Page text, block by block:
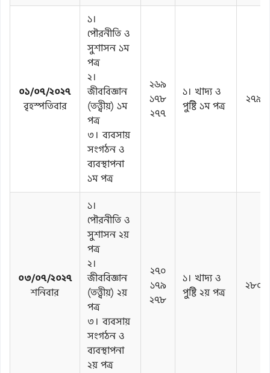
০১/০৭/২০২৭
বৃহস্পতিবার
১।
পৌরনীতি ও
সুশাসন ১ম
পত্র
২।
জীববিজ্ঞান
(তত্ত্বীয়) ১ম
পত্র
৩। ব্যবসায়
সংগঠন ও
ব্যবস্থাপনা
১ম পত্র
২৬৯
১৭৮
২৭৭
১। খাদ্য ও
পুষ্টি ১ম পত্র
২৭৯
০৩/০৭/২০২৭
শনিবার
১।
পৌরনীতি ও
সুশাসন ২য়
পত্র
২।
জীববিজ্ঞান
(তত্ত্বীয়) ২য়
পত্র
৩। ব্যবসায়
সংগঠন ও
ব্যবস্থাপনা
২য় পত্র
২৭০
১৭৯
২৭৮
১। খাদ্য ও
পুষ্টি ২য় পত্র
২৮০